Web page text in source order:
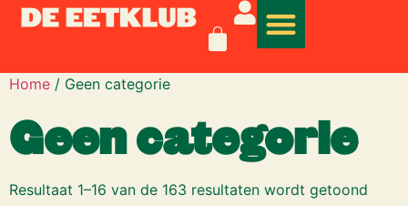
Home / Geen categorie
Geen categorie
Resultaat 1–16 van de 163 resultaten wordt getoond